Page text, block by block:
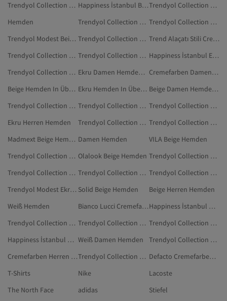
Trendyol Collection Orange Hemden
Happiness İstanbul Beige Hemden
Trendyol Collection Schwarz Hemden In Übergröße
Hemden
Trendyol Collection Cremefarben Kleidung
Trendyol Collection Weiß Polohemden
Trendyol Modest Beige Hemden
Trendyol Collection Polohemden
Trend Alaçatı Stili Cremefarben Hemden
Trendyol Collection Weiß Hemden In Übergröße
Trendyol Collection Lila Hemden
Happiness İstanbul Ekru Hemden
Trendyol Collection Damen Polohemden
Ekru Damen Hemden In Übergröße
Cremefarben Damen Hemden
Beige Hemden In Übergröße
Ekru Hemden In Übergröße
Beige Damen Hemden In Übergröße
Trendyol Collection Gelb Polohemden
Trendyol Collection Beige Mützen
Trendyol Collection Schwarz Polohemden
Ekru Herren Hemden
Trendyol Collection Beige Kleidung
Trendyol Collection Grün Polohemden
Madmext Beige Hemden Damen Hemden
VILA Beige Hemden
Trendyol Collection Braun Polohemden Olalook Beige Hemden
Trendyol Collection Dunkelblau Hemden In Übergröße
Trendyol Collection Blau Hemden In Übergröße
Trendyol Collection Mehrfarbig Polohemden
Trendyol Collection Braun Hemden In Übergröße
Trendyol Modest Ekru Hemden Solid Beige Hemden
Beige Herren Hemden
Weiß Hemden
Bianco Lucci Cremefarben Hemden
Happiness İstanbul Hemden
Trendyol Collection Blau Polohemden
Trendyol Collection Ekru Kleidung
Trendyol Collection Herren Hemden In Übergröße
Happiness İstanbul Damen Hemden Weiß Damen Hemden
Trendyol Collection Grau Hemden In Übergröße
Cremefarben Herren Hemden
Trendyol Collection Khaki Hemden In Übergröße
Defacto Cremefarben Hemden
T-Shirts
Nike
Lacoste
The North Face
adidas
Stiefel